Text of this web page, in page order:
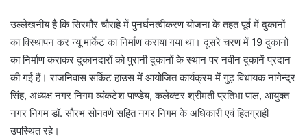
उल्लेखनीय है कि सिरमौर चौराहे में पुनर्घनत्वीकरण योजना के तहत पूर्व में दुकानों
का विस्थापन कर न्यू मार्केट का निर्माण कराया गया था। दूसरे चरण में 19 दुकानों
का निर्माण कराकर दुकानदारों को पुरानी दुकानों के स्थान पर नवीन दुकानें प्रदान
की गई हैं। राजनिवास सर्किट हाउस में आयोजित कार्यक्रम में गुढ़ विधायक नागेन्द्र
सिंह, अध्यक्ष नगर निगम व्यंकटेश पाण्डेय, कलेक्टर श्रीमती प्रतिभा पाल, आयुक्त
नगर निगम डॉ. सौरभ सोनवणे सहित नगर निगम के अधिकारी एवं हितग्राही
उपस्थित रहे।